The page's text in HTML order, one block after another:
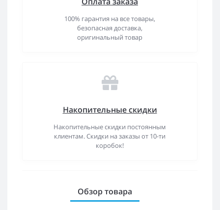
100% гарантия на все товары,
безопасная доставка,
оригинальный товар
Накопительные скидки
Накопительные скидки постоянным
клиентам. Скидки на заказы от 10-ти
коробок!
Обзор товара